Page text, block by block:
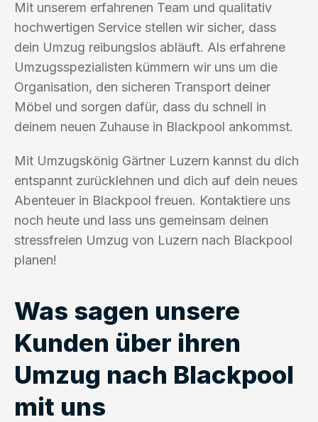
Mit unserem erfahrenen Team und qualitativ
hochwertigen Service stellen wir sicher, dass
dein Umzug reibungslos abläuft. Als erfahrene
Umzugsspezialisten kümmern wir uns um die
Organisation, den sicheren Transport deiner
Möbel und sorgen dafür, dass du schnell in
deinem neuen Zuhause in Blackpool ankommst.
Mit Umzugskönig Gärtner Luzern kannst du dich
entspannt zurücklehnen und dich auf dein neues
Abenteuer in Blackpool freuen. Kontaktiere uns
noch heute und lass uns gemeinsam deinen
stressfreien Umzug von Luzern nach Blackpool
planen!
Was sagen unsere
Kunden über ihren
Umzug nach Blackpool
mit uns